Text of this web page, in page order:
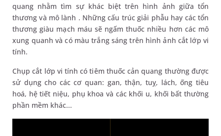
quang nhằm tìm sự khác biệt trên hình ảnh giữa tổn
thương và mô lành . Những cấu trúc giải phẫu hay các tổn
thương giàu mạch máu sẽ ngấm thuốc nhiều hơn các mô
xung quanh và có màu trắng sáng trên hình ảnh cắt lớp vi
tính.
Chụp cắt lớp vi tính có tiêm thuốc cản quang thường được
sử dụng cho các cơ quan: gan, thận, tuỵ, lách, ống tiêu
hoá, hệ tiết niệu, phụ khoa và các khối u, khối bất thường
phần mềm khác...